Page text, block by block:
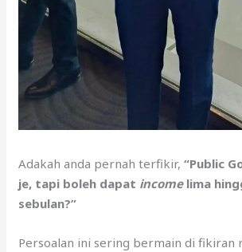
Adakah anda pernah terfikir,“Public
je, tapi boleh dapat incomelima
sebulan?”
Persoalan ini sering bermain di fikiran